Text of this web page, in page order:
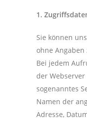
1.
Sie können
ohne Angaben
Bei jedem
der
sogenanntes
Namen der
Adresse,